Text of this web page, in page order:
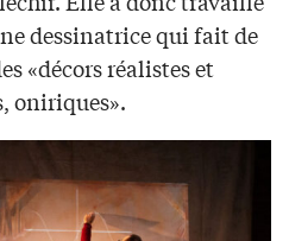
dessinatrice qui fait de
«décors réalistes et
oniriques».